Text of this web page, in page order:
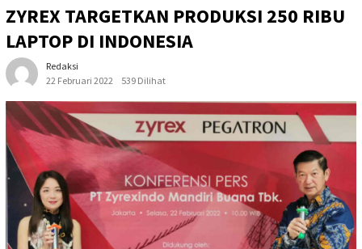
ZYREX TARGETKAN PRODUKSI 250 RIBU
LAPTOP DI INDONESIA
Redaksi
22 Februari 2022
539 Dilihat